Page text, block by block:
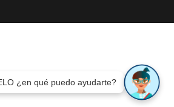
¿en qué puedo ayudarte?